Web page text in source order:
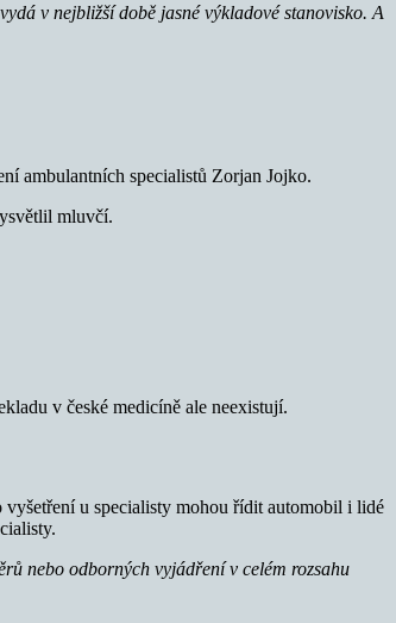
v nejbližší době jasné výkladové stanovisko. A
ambulantních specialistů Zorjan Jojko.
mluvčí.
v české medicíně ale neexistují.
u specialisty mohou řídit automobil i lidé
nebo odborných vyjádření v celém rozsahu